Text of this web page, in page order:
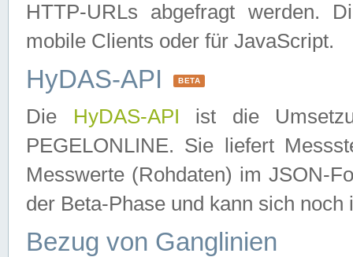
HTTP-URLs abgefragt werden.
mobile Clients oder für JavaScript.
HyDAS-API BETA
Die HyDAS-API ist die
PEGELONLINE. Sie liefert
Messwerte (Rohdaten) im JSON-
der Beta-Phase und kann sich noch
Bezug von Ganglinien